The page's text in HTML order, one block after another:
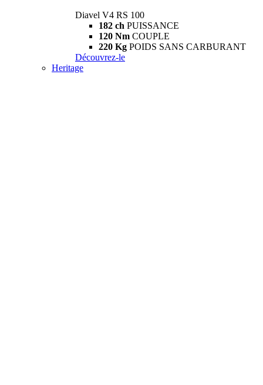
Diavel V4 RS 100
182 ch PUISSANCE
120 Nm COUPLE
220 Kg POIDS SANS CARBURANT
Découvrez-le
Heritage